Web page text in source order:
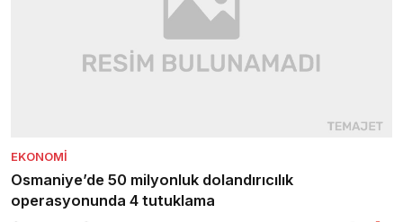
EKONOMI
Osmaniye’de 50 milyonluk dolandırıcılık
operasyonunda 4 tutuklama